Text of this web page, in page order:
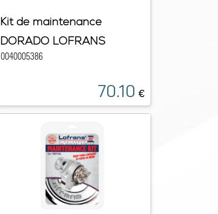
Kit de maintenance
DORADO LOFRANS
0040005386
70.10 €